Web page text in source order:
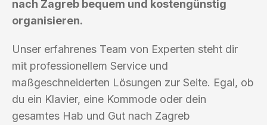
nach Zagreb bequem und kostengünstig
organisieren.
Unser erfahrenes Team von Experten steht dir
mit professionellem Service und
maßgeschneiderten Lösungen zur Seite. Egal, ob
du ein Klavier, eine Kommode oder dein
gesamtes Hab und Gut nach Zagreb